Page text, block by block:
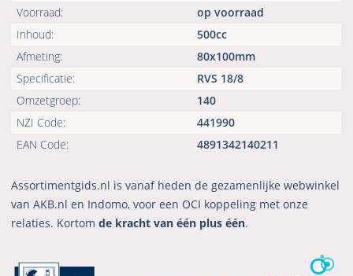
Voorraad:
op voorraad
Inhoud:
500cc
Afmeting:
80x100mm
Specificatie:
RVS 18/8
Omzetgroep:
140
NZI Code:
441990
EAN Code:
4891342140211
Assortimentgids.nl is vanaf heden de gezamenlijke webwinkel
van AKB.nl en Indomo, voor een OCI koppeling met onze
relaties. Kortomde kracht van één plus één.